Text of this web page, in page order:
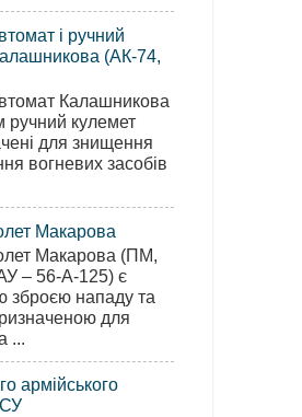
і ручний
(АК-74,
Калашникова
ручний кулемет
для знищення
вогневих засобів
Макарова
Макарова (ПМ,
– 56-А-125) є
зброєю нападу та
для
...
армійського